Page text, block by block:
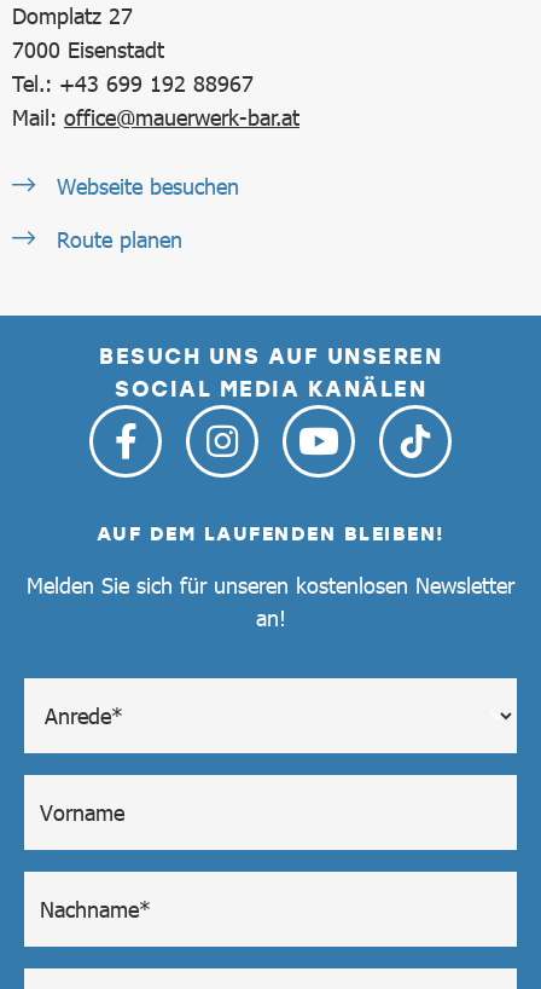
Domplatz 27
7000 Eisenstadt
Tel.: +43 699 192 88967
Mail: office@mauerwerk-bar.at
Webseite besuchen
Route planen
BESUCH UNS AUF UNSEREN
SOCIAL MEDIA KANÄLEN
AUF DEM LAUFENDEN BLEIBEN!
Melden Sie sich für unseren kostenlosen Newsletter
an!